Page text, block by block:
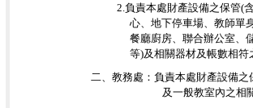
2. 負責本處財產設備之保管(
心、地下停車場、教師單
餐廳廚房、聯合辦公室、
等)及相關器材及帳數相符
二、教務處：負責本處財產設備
及一般教室內之相